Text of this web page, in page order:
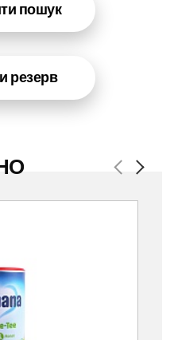
пошук
резерв
Previous
Next